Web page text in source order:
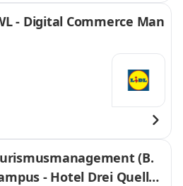
- Digital Commerce Man
(B.
- Hotel Drei Quellen